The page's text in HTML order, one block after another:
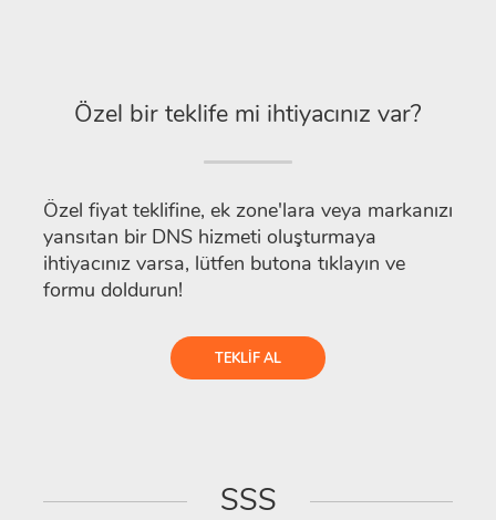
Özel bir teklife mi ihtiyacınız var?
Özel fiyat teklifine, ek zone'lara veya markanızı
yansıtan bir DNS hizmeti oluşturmaya
ihtiyacınız varsa, lütfen butona tıklayın ve
formu doldurun!
TEKLIF AL
SSS